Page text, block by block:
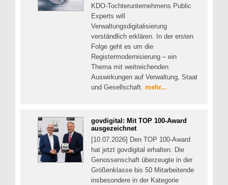
KDO-Tochterunternehmens Public
Experts will
Verwaltungsdigitalisierung
verständlich erklären. In der ersten
Folge geht es um die
Registermodernisierung – ein
Thema mit weitreichenden
Auswirkungen auf Verwaltung, Staat
und Gesellschaft. mehr...
govdigital: Mit TOP 100-Award
ausgezeichnet
[10.07.2026] Den TOP 100-Award
hat jetzt govdigital erhalten. Die
Genossenschaft überzeugte in der
Größenklasse bis 50 Mitarbeitende
insbesondere in der Kategorie